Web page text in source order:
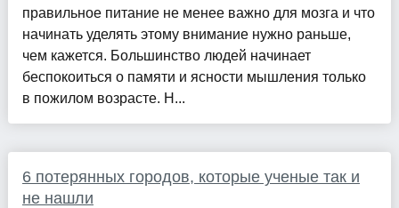
правильное питание не менее важно для мозга и что
начинать уделять этому внимание нужно раньше,
чем кажется. Большинство людей начинает
беспокоиться о памяти и ясности мышления только
в пожилом возрасте. Н...
6 потерянных городов, которые ученые так и
не нашли